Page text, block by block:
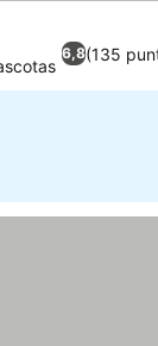
6,8(135